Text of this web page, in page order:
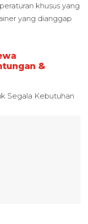
khusus yang
yang dianggap
&
Segala Kebutuhan